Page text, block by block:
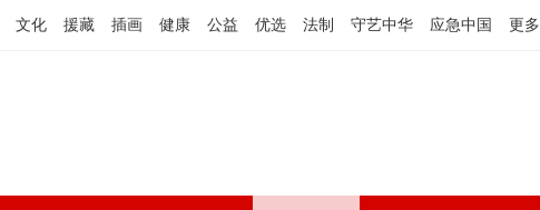
文化 援藏 插画 健康 公益 优选 法制 守艺中华 应急中国 更多